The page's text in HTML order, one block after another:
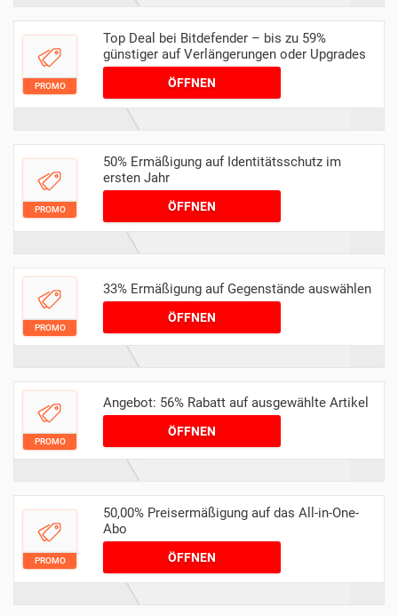
PROMO
Top Deal bei Bitdefender – bis zu 59%
günstiger auf Verlängerungen oder Upgrades
ÖFFNEN
PROMO
50% Ermäßigung auf Identitätsschutz im
ersten Jahr
ÖFFNEN
PROMO
33% Ermäßigung auf Gegenstände auswählen
ÖFFNEN
PROMO
Angebot: 56% Rabatt auf ausgewählte Artikel
ÖFFNEN
PROMO
50,00% Preisermäßigung auf das All-in-One-
Abo
ÖFFNEN